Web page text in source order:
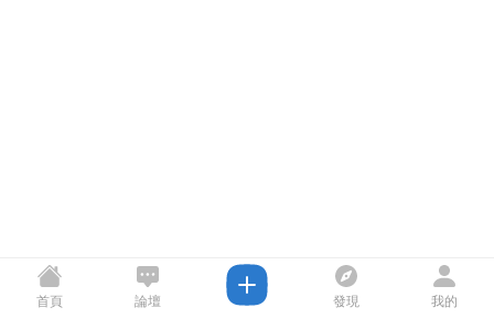
首頁 論壇 發現 我的